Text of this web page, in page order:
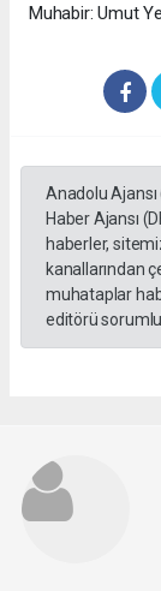
Muhabir: Umut
Anadolu
Haber Ajansı
haberler,
kanallarından
muhataplar
editörü sorumlu